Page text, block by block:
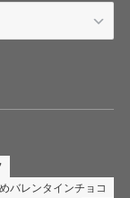
バレンタインチョコ